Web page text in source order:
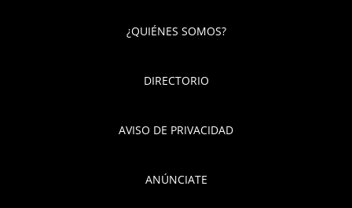
¿QUIÉNES SOMOS?
DIRECTORIO
AVISO DE PRIVACIDAD
ANÚNCIATE